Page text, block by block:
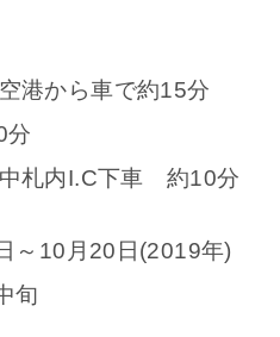
港から車で約15分
分
札内I.C下車 約10分
～10月20日(2019年)
旬